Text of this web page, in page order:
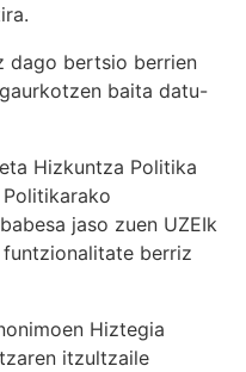
dago bertsio berrien
baita datu-
Hizkuntza Politika
jaso zuen UZEIk
berriz
Hiztegia
itzultzaile